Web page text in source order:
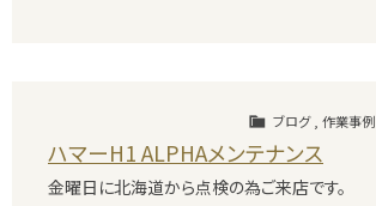
ブログ, 作業事例
ハマーH1 ALPHAメンテナンス
金曜日に北海道から点検の為ご来店です。